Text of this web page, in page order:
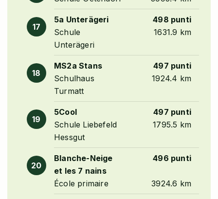
17
5a Unterägeri
498 punti
Schule
Unterägeri
1631.9 km
18
MS2a Stans
497 punti
Schulhaus
Turmatt
1924.4 km
19
5Cool
497 punti
Schule Liebefeld
Hessgut
1795.5 km
20
Blanche-Neige
et les 7 nains
496 punti
École primaire 3924.6 km